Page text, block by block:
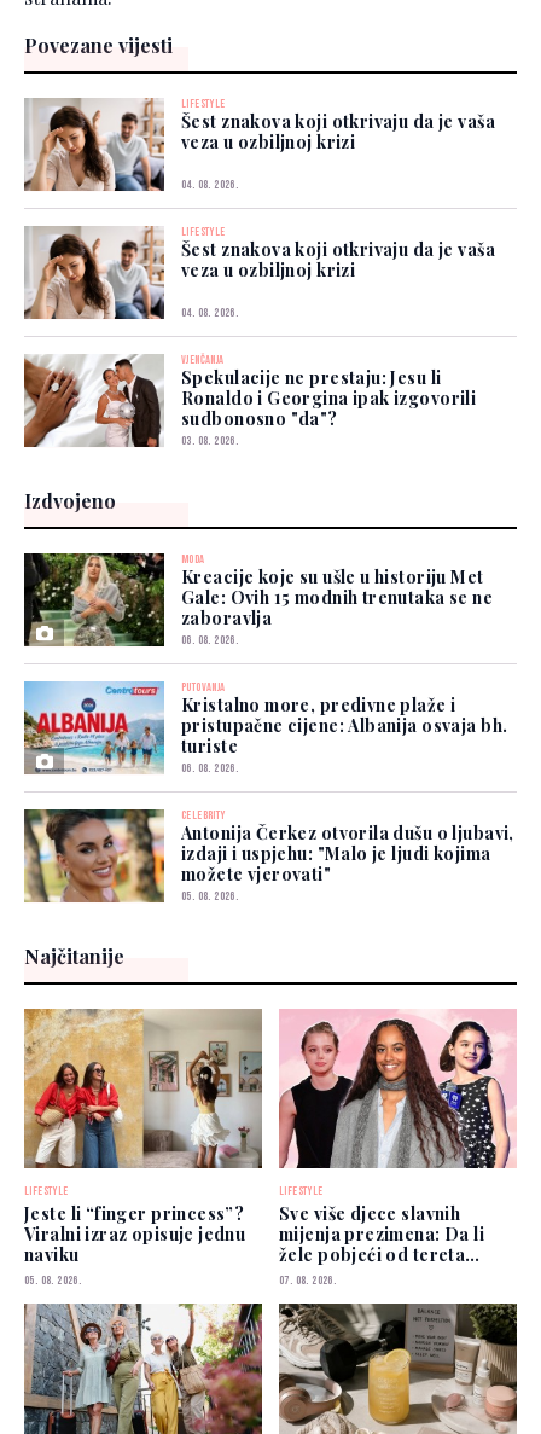
Povezane vijesti
LIFESTYLE
Šest znakova koji otkrivaju da je vaša
veza u ozbiljnoj krizi
04. 08. 2026.
LIFESTYLE
Šest znakova koji otkrivaju da je vaša
veza u ozbiljnoj krizi
04. 08. 2026.
VJENČANJA
Spekulacije ne prestaju: Jesu li
Ronaldo i Georgina ipak izgovorili
sudbonosno "da"?
03. 08. 2026.
Izdvojeno
MODA
Kreacije koje su ušle u historiju Met
Gale: Ovih 15 modnih trenutaka se ne
zaboravlja
06. 08. 2026.
PUTOVANJA
Kristalno more, predivne plaže i
pristupačne cijene: Albanija osvaja bh.
turiste
06. 08. 2026.
CELEBRITY
Antonija Čerkez otvorila dušu o ljubavi,
izdaji i uspjehu: "Malo je ljudi kojima
možete vjerovati"
05. 08. 2026.
Najčitanije
LIFESTYLE
Jeste li “finger princess”?
Viralni izraz opisuje jednu
naviku
05. 08. 2026.
LIFESTYLE
Sve više djece slavnih
mijenja prezimena: Da li
žele pobjeći od tereta
poznatih roditelja?
07. 08. 2026.